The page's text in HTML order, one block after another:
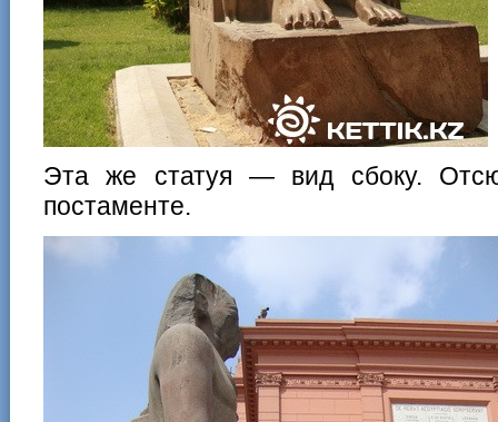
Эта же статуя — вид сбоку.
постаменте.